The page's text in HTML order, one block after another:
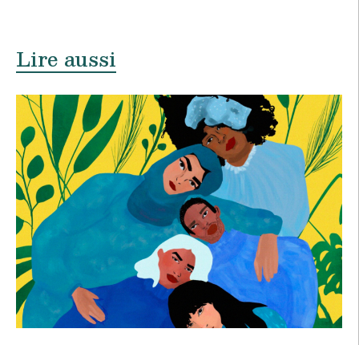
Lire aussi